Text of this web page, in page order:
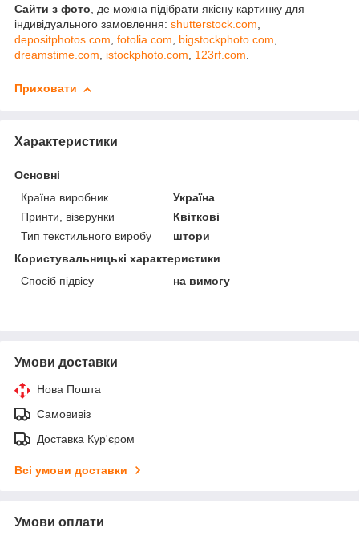
Сайти з фото, де можна підібрати якісну картинку для
індивідуального замовлення: shutterstock.com,
depositphotos.com, fotolia.com, bigstockphoto.com,
dreamstime.com, istockphoto.com, 123rf.com.
Приховати
Характеристики
Основні
Країна виробник
Україна
Принти, візерунки
Квіткові
Тип текстильного виробу
штори
Користувальницькі характеристики
Спосіб підвісу
на вимогу
Умови доставки
Нова Пошта
Самовивіз
Доставка Кур'єром
Всі умови доставки
Умови оплати